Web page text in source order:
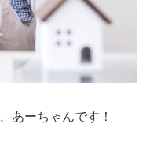
あーちゃんです！